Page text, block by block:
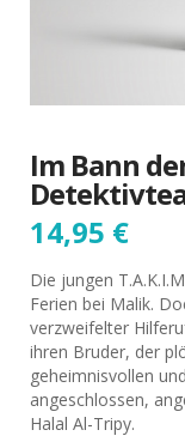
Im Bann
14,95 €
Die jungen
Ferien bei Malik.
verzweifelter
ihren Bruder, der
geheimnisvollen
angeschlossen,
Halal Al-Tripy.